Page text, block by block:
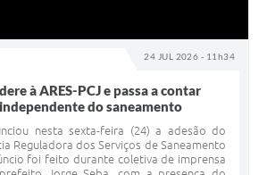
24 JUL 2026 - 11h34
à ARES-PCJ e passa a contar
do saneamento
nesta sexta-feira (24) a adesão do
Reguladora dos Serviços de Saneamento
foi feito durante coletiva de imprensa